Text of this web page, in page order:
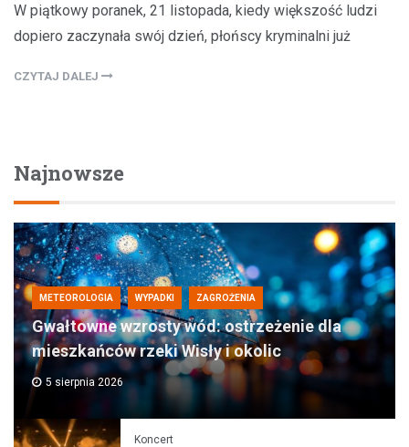
W piątkowy poranek, 21 listopada, kiedy większość ludzi
dopiero zaczynała swój dzień, płońscy kryminalni już
CZYTAJ DALEJ
Najnowsze
METEOROLOGIA WYPADKI ZAGROŻENIA
Gwałtowne wzrosty wód: ostrzeżenie dla
mieszkańców rzeki Wisły i okolic
5 sierpnia 2026
Koncert